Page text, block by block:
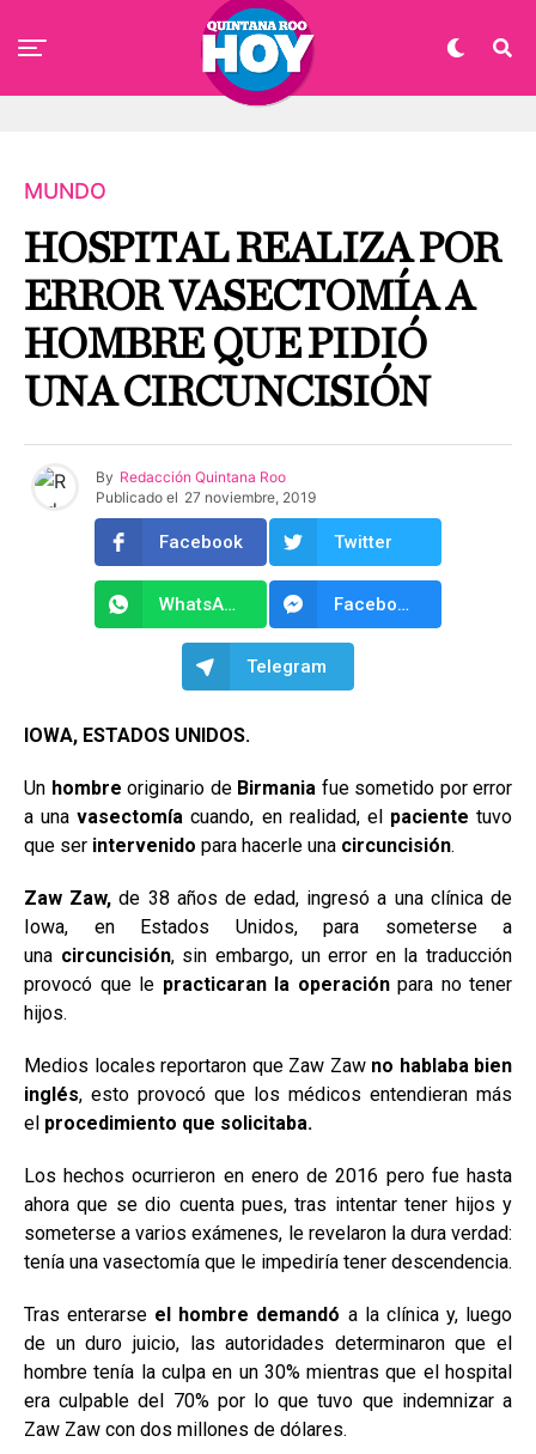
MUNDO
HOSPITAL REALIZA POR
ERROR VASECTOMÍA A
HOMBRE QUE PIDIÓ
UNA CIRCUNCISIÓN
By Redacción Quintana Roo
Publicado el 27 noviembre, 2019
Facebook Twitter
WhatsApp Facebook Messenger
Telegram
IOWA, ESTADOS UNIDOS.
Un hombre originario de Birmania fue sometido por error
a unavasectomíacuando, en realidad, el paciente tuvo
que ser intervenido para hacerle una circuncisión.
Zaw Zaw, de 38 años de edad, ingresó a una clínica de
Iowa, en Estados Unidos, para someterse a
una circuncisión, sin embargo, un error en la traducción
provocó que le practicaran la operaciónpara no tener
hijos.
Medios locales reportaron que Zaw Zawno hablaba bien
inglés, esto provocó que los médicos entendieran más
el procedimiento que solicitaba.
Los hechos ocurrieron en enero de 2016 pero fue hasta
ahora que se dio cuenta pues, tras intentar tener hijos y
someterse a varios exámenes, le revelaron la dura verdad:
tenía una vasectomía que le impediría tener descendencia.
Tras enterarse el hombre demandó a la clínica y, luego
de un duro juicio, las autoridades determinaron que el
hombre tenía la culpa en un 30% mientras que el hospital
era culpable del 70% por lo que tuvo que indemnizar a
Zaw Zaw con dos millones de dólares.